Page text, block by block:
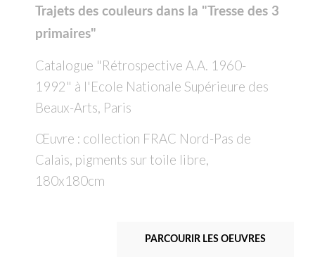
Trajets des couleurs dans la "Tresse des 3
primaires"
Catalogue "Rétrospective A.A. 1960-
1992" à l'Ecole Nationale Supérieure des
Beaux-Arts, Paris
Œuvre : collection FRAC Nord-Pas de
Calais, pigments sur toile libre,
180x180cm
PARCOURIR LES OEUVRES